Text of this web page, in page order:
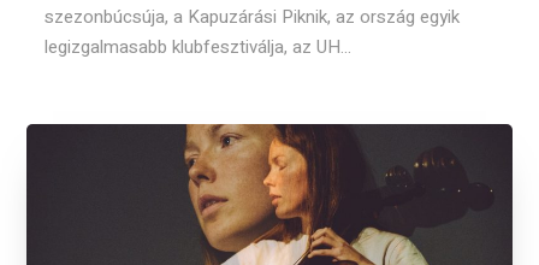
szezonbúcsúja, a Kapuzárási Piknik, az ország egyik
legizgalmasabb klubfesztiválja, az UH...